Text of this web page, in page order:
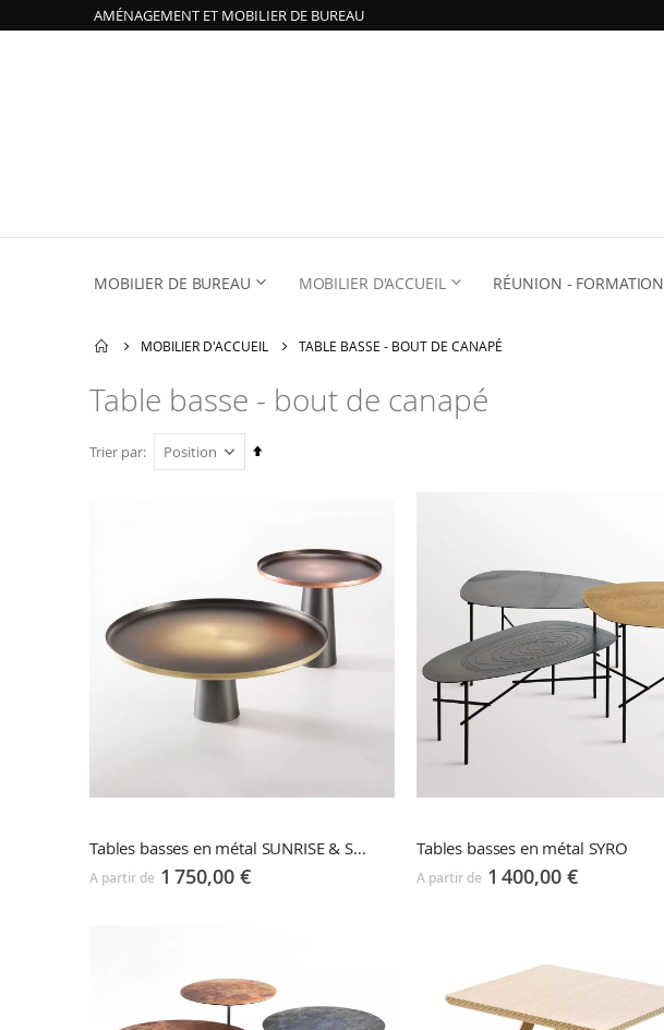
AMÉNAGEMENT ET MOBILIER DE BUREAU
MOBILIER DE BUREAU MOBILIER D'ACCUEIL RÉUNION - FORMATION
MOBILIER D'ACCUEIL TABLE BASSE - BOUT DE CANAPÉ
Table basse - bout de canapé
Trier par
Par
Tables basses en métal SUNRISE & SUNSET
A partir de 1 750,00 €
Tables basses en métal SYRO
A partir de 1 400,00 €